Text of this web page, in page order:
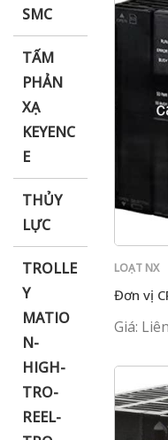
SMC
TẤM
PHẢN
XẠ
KEYENC
E
THỦY
LỰC
TROLLE
Y
MATIO
N-
HIGH-
TRO-
REEL-
LOẠT NX
Đơn vị
Giá: